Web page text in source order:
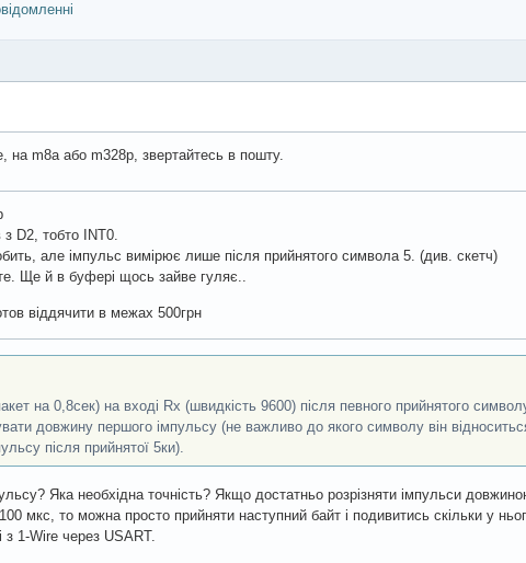
на m8a або m328p, звертайтесь в пошту.
з D2, тобто INT0.
але імпульс вимірює лише після прийнятого символа 5. (див. скетч)
Ще й в буфері щось зайве гуляє..
віддячити в межах 500грн
на 0,8сек) на вході Rx (швидкість 9600) після певного прийнятого
довжину першого імпульсу (не важливо до якого символу він
після прийнятої 5ки).
Яка необхідна точність? Якщо достатньо розрізняти імпульси
мкс, то можна просто прийняти наступний байт і подивитись скільки у
з 1-Wire через USART.